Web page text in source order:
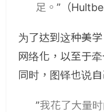
足。”（
为了达到这种美
网络化，以至于
同时，图铎也说
”我花了大量